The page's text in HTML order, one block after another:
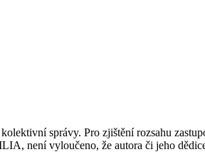
správy. Pro zjištění rozsahu
není vyloučeno, že autora či jeho